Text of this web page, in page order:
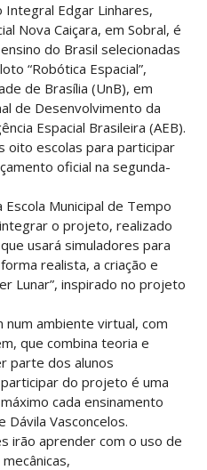
Integral Edgar Linhares,
Nova Caiçara, em Sobral, é
do Brasil selecionadas
“Robótica Espacial”,
de Brasília (UnB), em
de Desenvolvimento da
Espacial Brasileira (AEB).
oito escolas para participar
oficial na segunda-
Municipal de Tempo
o projeto, realizado
usará simuladores para
realista, a criação e
Lunar”, inspirado no projeto
num ambiente virtual, com
que combina teoria e
parte dos alunos
do projeto é uma
cada ensinamento
Vasconcelos.
irão aprender com o uso de